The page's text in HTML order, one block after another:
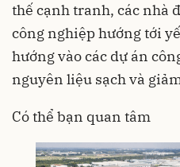
thế cạnh tranh, các nhà
công nghiệp hướng tới
hướng vào các dự án
nguyên liệu sạch và
Có thể bạn quan tâm